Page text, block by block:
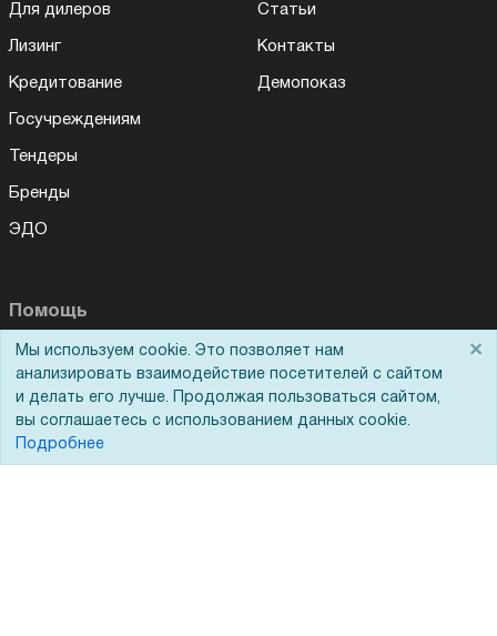
Для дилеров
Лизинг
Кредитование
Госучреждениям
Тендеры
Бренды
ЭДО
Статьи
Контакты
Демопоказ
Помощь
Вопрос-ответ
Реквизиты
Гарантии и возврат
Мы используем cookie. Это позволяет нам
анализировать взаимодействие посетителей с сайтом
и делать его лучше. Продолжая пользоваться сайтом,
вы соглашаетесь с использованием данных cookie.
Подробнее
×